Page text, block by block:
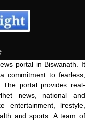
portal in Biswanath. It
commitment to fearless,
The portal provides real-
news, national and
entertainment, lifestyle,
and sports. A team of